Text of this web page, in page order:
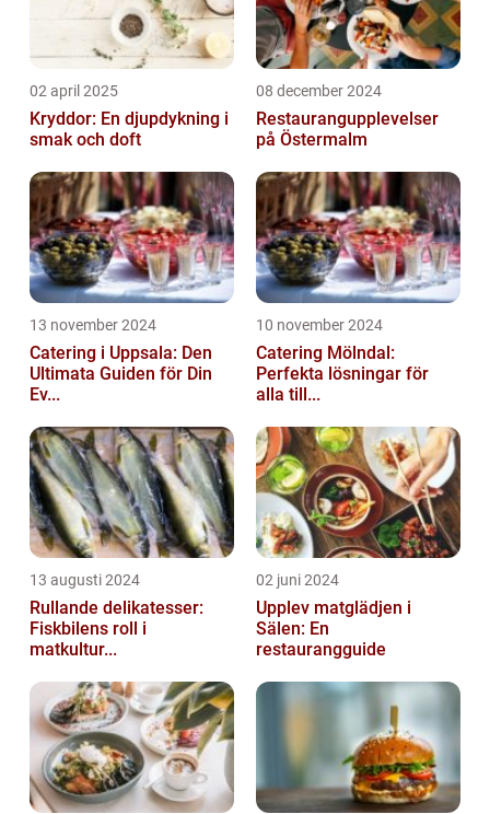
02 april 2025
Kryddor: En djupdykning i
smak och doft
08 december 2024
Restaurangupplevelser
på Östermalm
13 november 2024
Catering i Uppsala: Den
Ultimata Guiden för Din
Ev...
10 november 2024
Catering Mölndal:
Perfekta lösningar för
alla till...
13 augusti 2024
Rullande delikatesser:
Fiskbilens roll i
matkultur...
02 juni 2024
Upplev matglädjen i
Sälen: En
restaurangguide